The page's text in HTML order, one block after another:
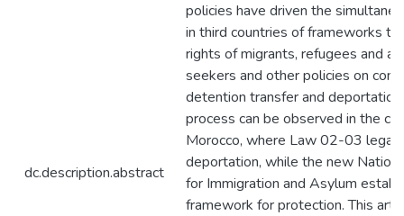
dc.description.abstract
policies have driven the
in third countries of frameworks
rights of migrants, refugees and
seekers and other policies on
detention transfer and
process can be observed in the
Morocco, where Law 02-03
deportation, while the new
for Immigration and Asylum
framework for protection. This